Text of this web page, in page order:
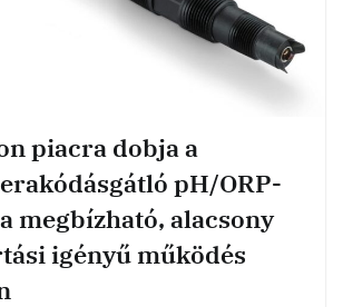
piacra dobja a
pH/ORP-
megbízható, alacsony
igényű működés